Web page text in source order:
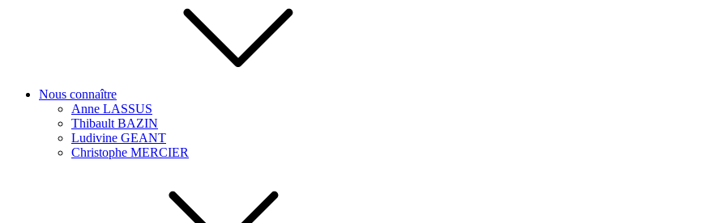
Nous connaître
Anne LASSUS
Thibault BAZIN
Ludivine GEANT
Christophe MERCIER